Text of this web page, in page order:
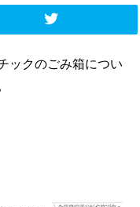
ックのごみ箱につい